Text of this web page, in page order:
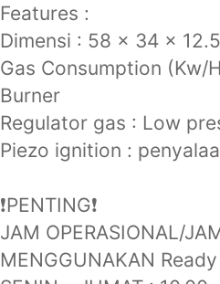
Features :
Dimensi : 58 x 34 x
Gas Consumption (Kw/
Burner
Regulator gas : Low
Piezo ignition :
❗️PENTING❗️
JAM OPERASIONAL/
MENGGUNAKAN